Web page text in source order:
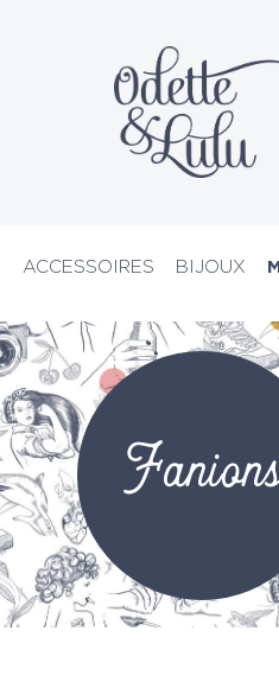
ACCESSOIRES BIJOUX
PRIX D’ATELIER